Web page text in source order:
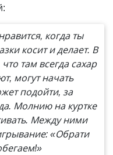
когда ты
косит и делает. В
там всегда сахар
могут начать
подойти, за
Молнию на куртке
Между ними
«Обрати